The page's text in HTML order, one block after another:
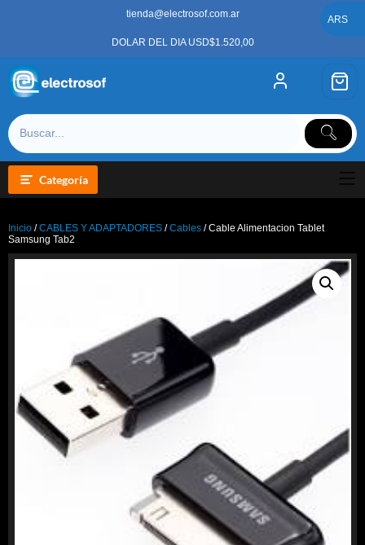
tienda@electrosof.com.ar
DOLAR DEL DIA USD$1.520,00
Categoría
Inicio /CABLES Y ADAPTADORES /Cables / Cable Alimentacion Tablet
Samsung Tab2
ARS